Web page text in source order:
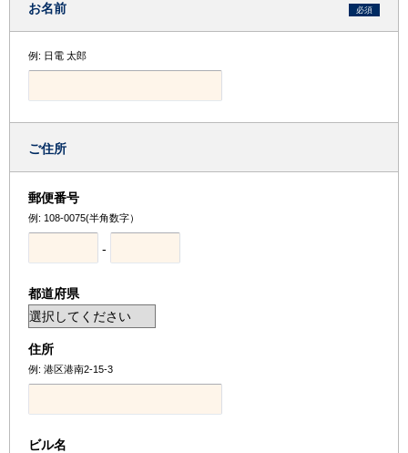
お名前 必須
例: 日電 太郎
ご住所
郵便番号
例: 108-0075(半角数字）
-
都道府県
住所
例: 港区港南2-15-3
ビル名